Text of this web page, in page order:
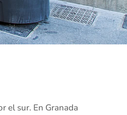
el sur. En Granada